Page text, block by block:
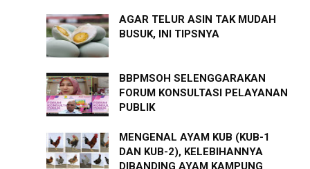
AGAR TELUR ASIN TAK MUDAH
BUSUK, INI TIPSNYA
BBPMSOH SELENGGARAKAN
FORUM KONSULTASI PELAYANAN
PUBLIK
MENGENAL AYAM KUB (KUB-1
DAN KUB-2), KELEBIHANNYA
DIBANDING AYAM KAMPUNG